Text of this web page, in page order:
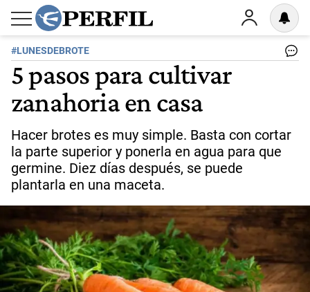
#LUNESDEBROTE
5 pasos para cultivar
zanahoria en casa
Hacer brotes es muy simple. Basta con cortar
la parte superior y ponerla en agua para que
germine. Diez días después, se puede
plantarla en una maceta.